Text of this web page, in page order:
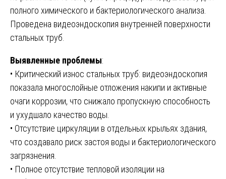
полного химического и бактериологического анализа.
Проведена видеоэндоскопия внутренней поверхности
стальных труб.
Выявленные проблемы:
• Критический износ стальных труб: видеоэндоскопия
показала многослойные отложения накипи и активные
очаги коррозии, что снижало пропускную способность
и ухудшало качество воды.
• Отсутствие циркуляции в отдельных крыльях здания,
что создавало риск застоя воды и бактериологического
загрязнения.
• Полное отсутствие тепловой изоляции на